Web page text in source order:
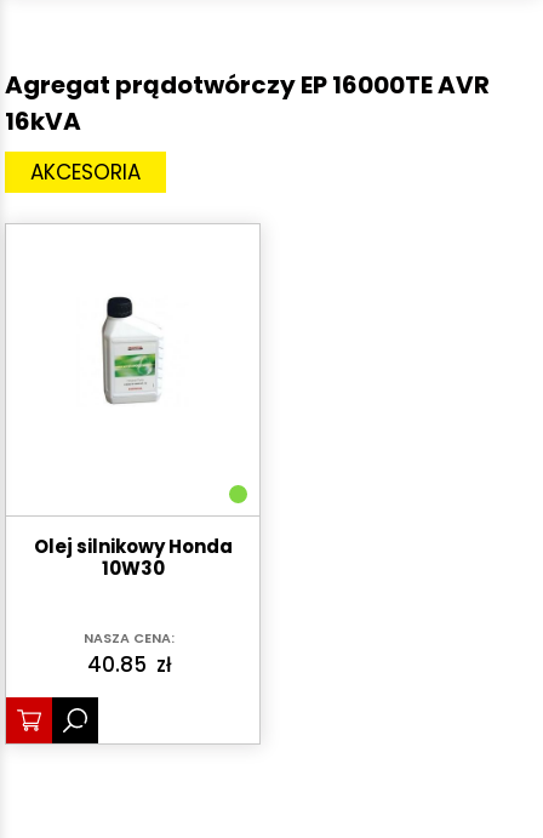
Agregat prądotwórczy EP 16000TE AVR
16kVA
AKCESORIA
Olej silnikowy Honda
10W30
NASZA CENA:
40.85 zł